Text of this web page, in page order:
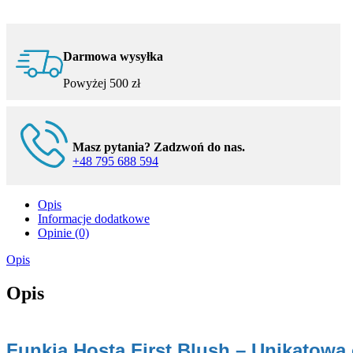
cienia
Darmowa wysyłka
Powyżej 500 zł
Masz pytania? Zadzwoń do nas.
+48 795 688 594
Opis
Informacje dodatkowe
Opinie (0)
Opis
Opis